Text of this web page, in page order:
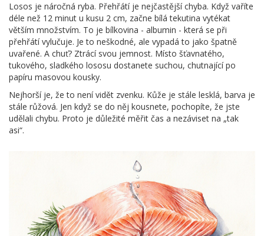
Losos je náročná ryba. Přehřátí je nejčastější chyba. Když vaříte
déle než 12 minut u kusu 2 cm, začne bílá tekutina vytékat
větším množstvím. To je bílkovina - albumin - která se při
přehřátí vylučuje. Je to neškodné, ale vypadá to jako špatně
uvařené. A chuť? Ztrácí svou jemnost. Místo šťavnatého,
tukového, sladkého lososu dostanete suchou, chutnající po
papíru masovou kousky.
Nejhorší je, že to není vidět zvenku. Kůže je stále lesklá, barva je
stále růžová. Jen když se do něj kousnete, pochopíte, že jste
udělali chybu. Proto je důležité měřit čas a nezáviset na „tak
asi“.